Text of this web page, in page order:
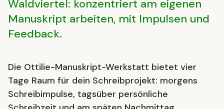
Waldviertel: konzentriert am eigenen
Manuskript arbeiten, mit Impulsen und
Feedback.
Die Ottilie-Manuskript-Werkstatt bietet vier
Tage Raum für dein Schreibprojekt: morgens
Schreibimpulse, tagsüber persönliche